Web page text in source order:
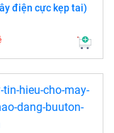
điện cực kẹp tai)